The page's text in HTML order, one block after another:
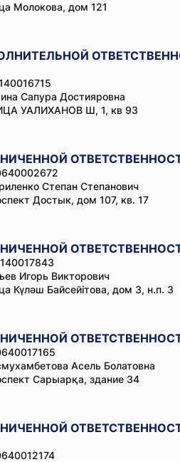
Молокова, дом 121
Сапура Достияровна
УАЛИХАНОВ Ш, 1, кв 93
Степан Степанович
Достык, дом 107, кв. 17
Игорь Викторович
Күләш Байсейітова, дом 3, н.п. 3
Асель Болатовна
Сарыарқа, здание 34